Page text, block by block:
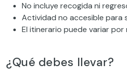
No incluye recogida ni
Actividad no accesible para
El itinerario puede variar
¿Qué debes llevar?